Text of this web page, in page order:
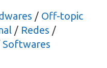
/ Off-topic
/ Redes /
Softwares